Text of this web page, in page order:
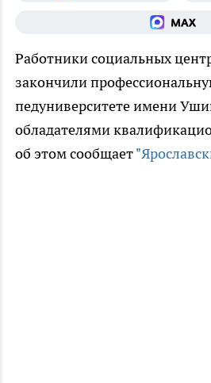
Работники социальных
закончили
педуниверситете имени
обладателями
об этом сообщает